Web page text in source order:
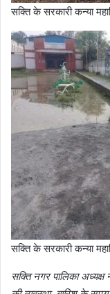
सक्ति के सरकारी कन्या
सक्ति के सरकारी कन्या
सक्ति नगर पालिका अध्यक्ष